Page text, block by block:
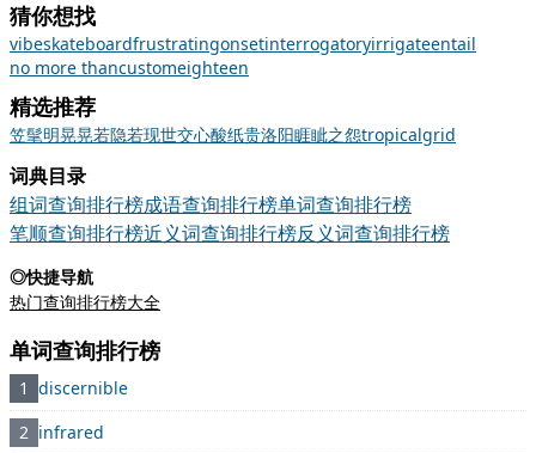
猜你想找
vibeskateboardfrustratingonsetinterrogatoryirrigateentail
no more thancustomeighteen
精选推荐
笠髦明晃晃若隐若现世交心酸纸贵洛阳睚眦之怨tropicalgrid
词典目录
组词查询排行榜成语查询排行榜单词查询排行榜
笔顺查询排行榜近义词查询排行榜反义词查询排行榜
◎快捷导航
热门查询排行榜大全
单词查询排行榜
1 discernible
2 infrared